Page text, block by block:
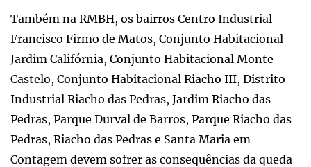
Também na RMBH, os bairros Centro Industrial
Francisco Firmo de Matos, Conjunto Habitacional
Jardim Califórnia, Conjunto Habitacional Monte
Castelo, Conjunto Habitacional Riacho III, Distrito
Industrial Riacho das Pedras, Jardim Riacho das
Pedras, Parque Durval de Barros, Parque Riacho das
Pedras, Riacho das Pedras e Santa Maria em
Contagem devem sofrer as consequências da queda